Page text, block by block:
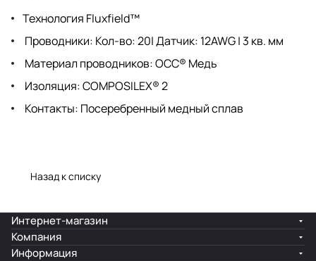
Технология Fluxfield™
Проводники: Кол-во: 20| Датчик: 12AWG | 3 кв. мм
Материал проводников: OCC® Медь
Изоляция: COMPOSILEX® 2
Контакты: Посеребренный медный сплав
Назад к списку
Интернет-магазин
Компания
Информация